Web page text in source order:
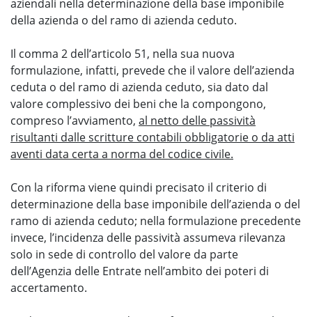
aziendali nella determinazione della base imponibile
della azienda o del ramo di azienda ceduto.
Il comma 2 dell’articolo 51, nella sua nuova
formulazione, infatti, prevede che il valore dell’azienda
ceduta o del ramo di azienda ceduto, sia dato dal
valore complessivo dei beni che la compongono,
compreso l’avviamento, al netto delle passività
risultanti dalle scritture contabili obbligatorie o da atti
aventi data certa a norma del codice civile.
Con la riforma viene quindi precisato il criterio di
determinazione della base imponibile dell’azienda o del
ramo di azienda ceduto; nella formulazione precedente
invece, l’incidenza delle passività assumeva rilevanza
solo in sede di controllo del valore da parte
dell’Agenzia delle Entrate nell’ambito dei poteri di
accertamento.